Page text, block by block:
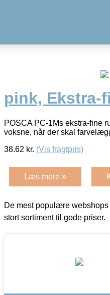
pink, Ekstra-
POSCA PC-1Ms ekstra-fine
voksne, når der skal
38.62 kr. (Vis fragtpris)
Læs mere »
De mest populære
stort sortiment til gode priser.